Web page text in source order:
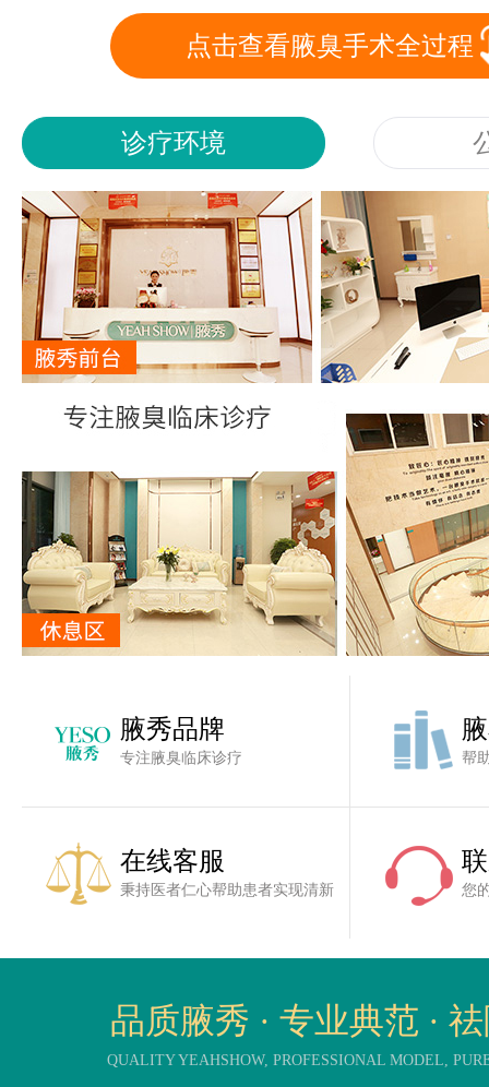
点击查看腋臭手术全过程
诊疗环境
腋秀品牌
专注腋臭临床诊疗 帮
在线客服
秉持医者仁心帮助患者实现清新 您
品质腋秀 · 专业典范 ·
QUALITY YEAHSHOW, PROFESSIONAL MODEL,